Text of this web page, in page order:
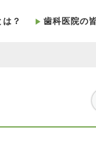
？ 歯科医院の